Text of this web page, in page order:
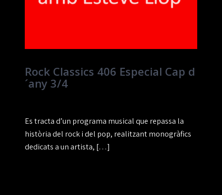
Rock Classics 406 Especial Cap d
´any 3/4
Es tracta d’un programa musical que repassa la
història del rock i del pop, realitzant monogràfics
dedicats a un artista, […]